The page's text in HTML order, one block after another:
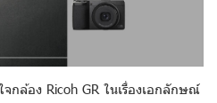
กล้อง Ricoh GR ในเรื่องเอกลักษณ์